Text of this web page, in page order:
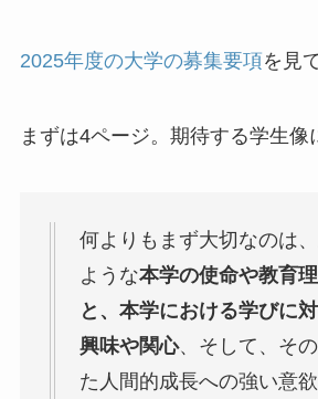
2025年度の大学の募集要項を見
まずは4ページ。期待する学生像
何よりもまず大切なのは
ような本学の使命や教育
と、本学における学びに
興味や関心、そして、そ
た人間的成長への強い意欲